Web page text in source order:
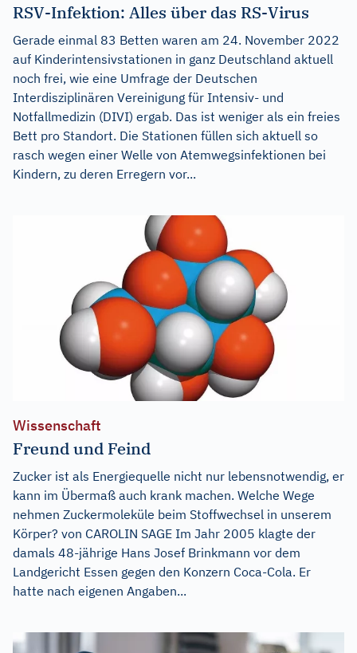
RSV-Infektion: Alles über das RS-Virus
Gerade einmal 83 Betten waren am 24. November 2022
auf Kinderintensivstationen in ganz Deutschland aktuell
noch frei, wie eine Umfrage der Deutschen
Interdisziplinären Vereinigung für Intensiv- und
Notfallmedizin (DIVI) ergab. Das ist weniger als ein freies
Bett pro Standort. Die Stationen füllen sich aktuell so
rasch wegen einer Welle von Atemwegsinfektionen bei
Kindern, zu deren Erregern vor...
Wissenschaft
Freund und Feind
Zucker ist als Energiequelle nicht nur lebensnotwendig, er
kann im Übermaß auch krank machen. Welche Wege
nehmen Zuckermoleküle beim Stoffwechsel in unserem
Körper? von CAROLIN SAGE Im Jahr 2005 klagte der
damals 48-jährige Hans Josef Brinkmann vor dem
Landgericht Essen gegen den Konzern Coca-Cola. Er
hatte nach eigenen Angaben...